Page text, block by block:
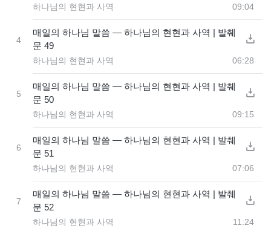
하나님의 현현과 사역 09:04
4
매일의 하나님 말씀 ― 하나님의 현현과 사역 | 발췌
문 49
하나님의 현현과 사역 06:28
5
매일의 하나님 말씀 ― 하나님의 현현과 사역 | 발췌
문 50
하나님의 현현과 사역 09:15
6
매일의 하나님 말씀 ― 하나님의 현현과 사역 | 발췌
문 51
하나님의 현현과 사역 07:06
7
매일의 하나님 말씀 ― 하나님의 현현과 사역 | 발췌
문 52
하나님의 현현과 사역 11:24